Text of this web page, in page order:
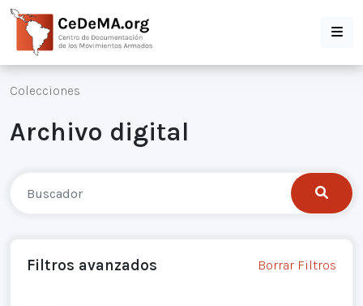
Colecciones
Archivo digital
Filtros avanzados Borrar Filtros